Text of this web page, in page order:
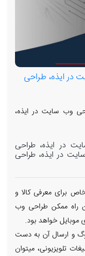
در ایذه، طراحی
وب سایت در ایذه،
در ایذه، طراحی
در ایذه، طراحی
برای معرفی کالا و
راه ممکن طراحی وب
موبایل خواهد بود.
و ارسال آن به دست
تلویزیونی، میتوان